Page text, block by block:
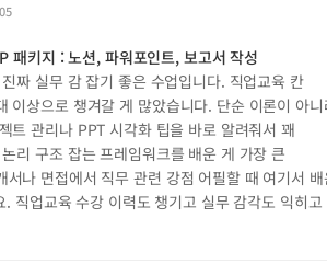
패키지 : 노션, 파워포인트, 보고서 작성
짜 실무 감 잡기 좋은 수업입니다. 직업교육 칸
이상으로 챙겨갈 게 많았습니다. 단순 이론이 아니
트 관리나 PPT 시각화 팁을 바로 알려줘서 꽤
리 구조 잡는 프레임워크를 배운 게 가장 큰
나 면접에서 직무 관련 강점 어필할 때 여기서 배
직업교육 수강 이력도 챙기고 실무 감각도 익히고